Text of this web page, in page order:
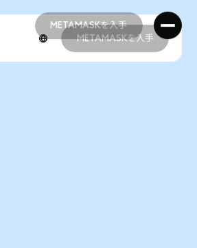
METAMASKを入手
METAMASKを入手
METAMASKを入手